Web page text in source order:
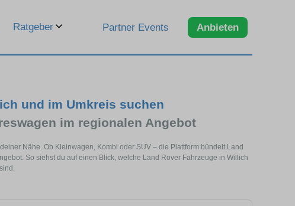
Ratgeber Partner Events Anbieten
und im Umkreis suchen
im regionalen Angebot
Nähe. Ob Kleinwagen, Kombi oder SUV – die Plattform bündelt Land
So siehst du auf einen Blick, welche Land Rover Fahrzeuge in Willich